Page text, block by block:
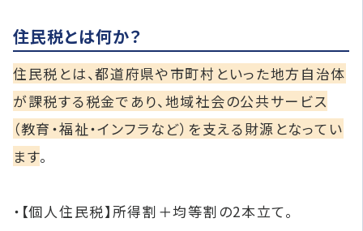
住民税とは何か？
住民税とは、都道府県や市町村といった地方自治体
が課税する税金であり、地域社会の公共サービス
（教育・福祉・インフラなど）を支える財源となってい
ます。
・【個人住民税】所得割＋均等割の2本立て。